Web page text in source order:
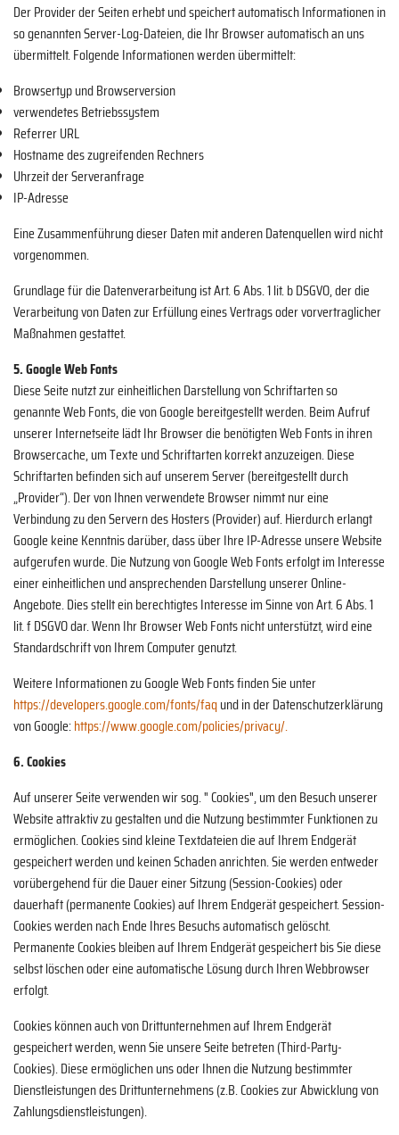
Der Provider der Seiten erhebt und speichert automatisch Informationen in
so genannten Server-Log-Dateien, die Ihr Browser automatisch an uns
übermittelt. Folgende Informationen werden übermittelt:
Browsertyp und Browserversion
verwendetes Betriebssystem
Referrer URL
Hostname des zugreifenden Rechners
Uhrzeit der Serveranfrage
IP-Adresse
Eine Zusammenführung dieser Daten mit anderen Datenquellen wird nicht
vorgenommen.
Grundlage für die Datenverarbeitung ist Art. 6 Abs. 1 lit. b DSGVO, der die
Verarbeitung von Daten zur Erfüllung eines Vertrags oder vorvertraglicher
Maßnahmen gestattet.
5. Google Web Fonts
Diese Seite nutzt zur einheitlichen Darstellung von Schriftarten so
genannte Web Fonts, die von Google bereitgestellt werden. Beim Aufruf
unserer Internetseite lädt Ihr Browser die benötigten Web Fonts in ihren
Browsercache, um Texte und Schriftarten korrekt anzuzeigen. Diese
Schriftarten befinden sich auf unserem Server (bereitgestellt durch
„Provider“). Der von Ihnen verwendete Browser nimmt nur eine
Verbindung zu den Servern des Hosters (Provider) auf. Hierdurch erlangt
Google keine Kenntnis darüber, dass über Ihre IP-Adresse unsere Website
aufgerufen wurde. Die Nutzung von Google Web Fonts erfolgt im Interesse
einer einheitlichen und ansprechenden Darstellung unserer Online-
Angebote. Dies stellt ein berechtigtes Interesse im Sinne von Art. 6 Abs. 1
lit. f DSGVO dar. Wenn Ihr Browser Web Fonts nicht unterstützt, wird eine
Standardschrift von Ihrem Computer genutzt.
Weitere Informationen zu Google Web Fonts finden Sie unter
https://developers.google.com/fonts/faqund in der Datenschutzerklärung
von Google:https://www.google.com/policies/privacy/.
6. Cookies
Auf unserer Seite verwenden wir sog. " Cookies", um den Besuch unserer
Website attraktiv zu gestalten und die Nutzung bestimmter Funktionen zu
ermöglichen. Cookies sind kleine Textdateien die auf Ihrem Endgerät
gespeichert werden und keinen Schaden anrichten. Sie werden entweder
vorübergehend für die Dauer einer Sitzung (Session-Cookies) oder
dauerhaft (permanente Cookies) auf Ihrem Endgerät gespeichert. Session-
Cookies werden nach Ende Ihres Besuchs automatisch gelöscht.
Permanente Cookies bleiben auf Ihrem Endgerät gespeichert bis Sie diese
selbst löschen oder eine automatische Lösung durch Ihren Webbrowser
erfolgt.
Cookies können auch von Drittunternehmen auf Ihrem Endgerät
gespeichert werden, wenn Sie unsere Seite betreten (Third-Party-
Cookies). Diese ermöglichen uns oder Ihnen die Nutzung bestimmter
Dienstleistungen des Drittunternehmens (z.B. Cookies zur Abwicklung von
Zahlungsdienstleistungen).